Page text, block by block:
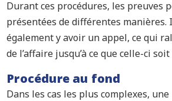
Durant ces procédures, les preuves
présentées de différentes
également y avoir un appel, ce qui
de l’affaire jusqu’à ce que celle-ci
Procédure au fond
Dans les cas les plus complexes,